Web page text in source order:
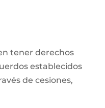
tener derechos
establecidos
de cesiones,